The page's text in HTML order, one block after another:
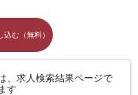
む（無料）
、求人検索結果ページで
す